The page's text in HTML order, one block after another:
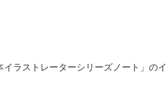
ラストレーターシリーズノート」の